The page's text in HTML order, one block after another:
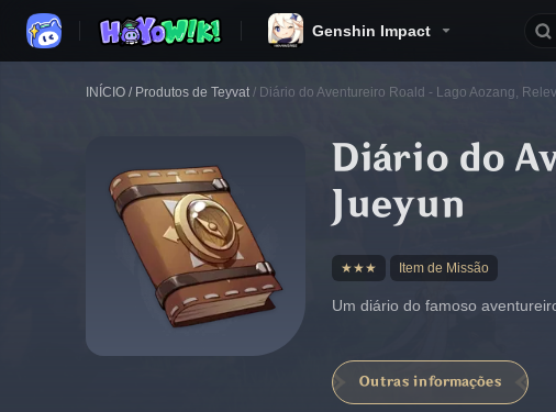
Genshin Impact
INÍCIO / Produtos de Teyvat / Diário do Aventureiro Roald - Lago Aozang,
Diário do
Jueyun
★★★ Item de Missão
Um diário do famoso
Outras informações